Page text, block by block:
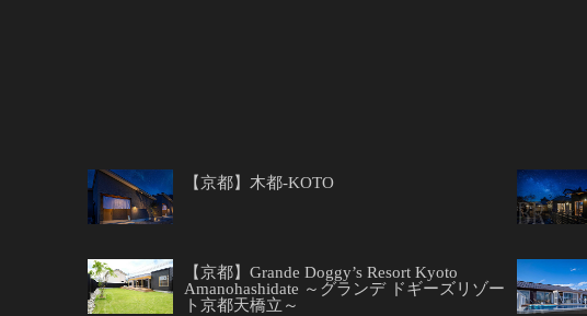
【京都】木都-KOTO
【京都】Grande Doggy’s Resort Kyoto
Amanohashidate ～グランデ ドギーズリゾー
ト京都天橋立～